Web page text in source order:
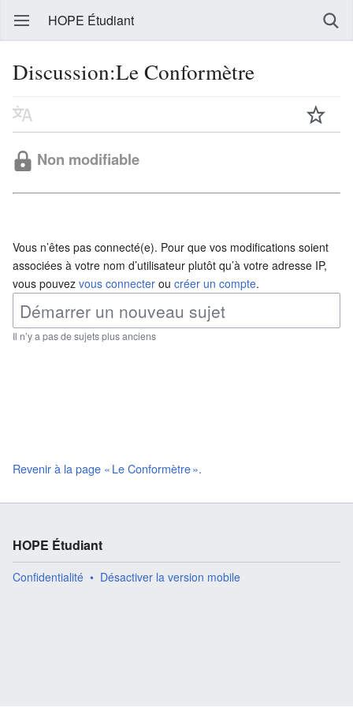
HOPE Étudiant
Discussion:Le Conformètre
Non modifiable
Vous n’êtes pas connecté(e). Pour que vos modifications soient
associées à votre nom d’utilisateur plutôt qu’à votre adresse IP,
vous pouvez vous connecter ou créer un compte.
Il n’y a pas de sujets plus anciens
Revenir à la page « Le Conformètre ».
HOPE Étudiant
Confidentialité Désactiver la version mobile